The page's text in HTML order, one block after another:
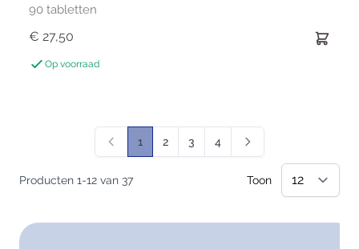
90 tabletten
€ 27,50
Op voorraad
Producten 1-12 van 37
U lees momenteel pagina
1
Pagina
2
Pagina
3
Pagina
4
Toon